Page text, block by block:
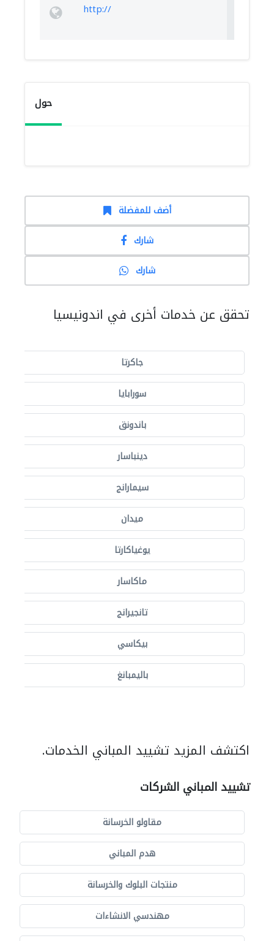
http://
حول
أضف للمفضلة
شارك
شارك
تحقق عن خدمات أخرى في اندونيسيا
جاكرتا
سورابايا
باندونق
دينباسار
سيمارانج
ميدان
يوغياكارتا
ماكاسار
تانجيرانج
بيكاسي
باليمبانغ
اكتشف المزيد تشييد المباني الخدمات.
تشييد المباني الشركات
مقاولو الخرسانة
هدم المباني
منتجات البلوك والخرسانة
مهندسي الانشاءات